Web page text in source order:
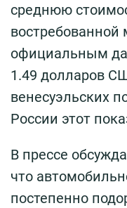
среднюю
официальным
1.49 долларов
венесуэльских
России этот
В прессе
что
постепенно